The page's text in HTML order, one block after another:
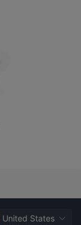
United States